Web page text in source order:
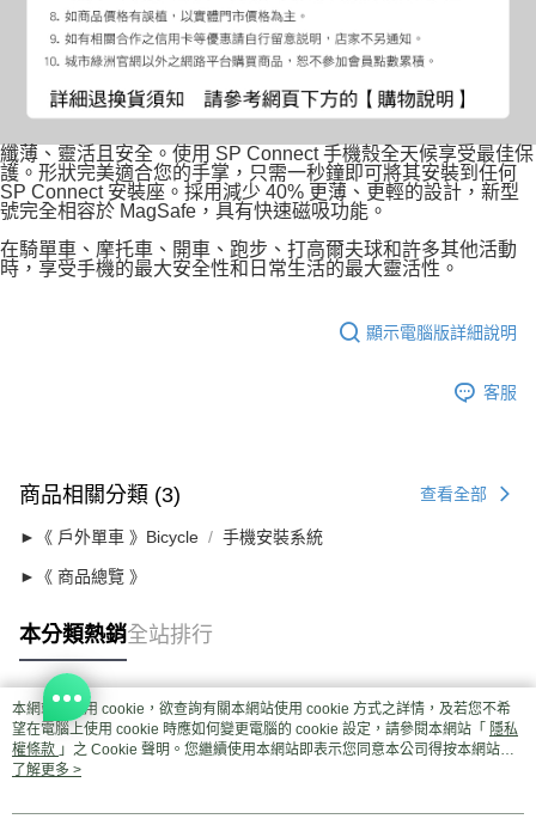
纖薄、靈活且安全。使用 SP Connect 手機殼全天候享受最佳保
護。形狀完美適合您的手掌，只需一秒鐘即可將其安裝到任何
SP Connect 安裝座。採用減少 40% 更薄、更輕的設計，新型
號完全相容於 MagSafe，具有快速磁吸功能。
在騎單車、摩托車、開車、跑步、打高爾夫球和許多其他活動
時，享受手機的最大安全性和日常生活的最大靈活性。
顯示電腦版詳細說明
客服
商品相關分類 (3) 查看全部
►《 戶外單車 》Bicycle 手機安裝系統
►《 商品總覽 》
本分類熱銷全站排行
熱門標籤
本網站中使用 cookie，欲查詢有關本網站使用 cookie 方式之詳情，及若您不希
望在電腦上使用 cookie 時應如何變更電腦的 cookie 設定，請參閱本網站「 隱私
權條款 」之 Cookie 聲明。您繼續使用本網站即表示您同意本公司得按本網站使
用條款之 Cookie 聲明使用 cookie。
了解更多 >